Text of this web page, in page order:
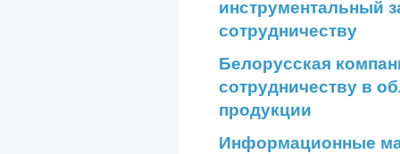
инструментальный
сотрудничеству
Белорусская
сотрудничеству в
продукции
Информационные